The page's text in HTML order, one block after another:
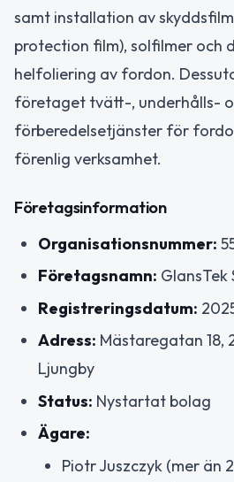
samt installation av
protection film), solfilmer och
helfoliering av fordon.
företaget tvätt-, underhålls-
förberedelsetjänster för
förenlig verksamhet.
Företagsinformation
Organisationsnummer:
Företagsnamn: GlansTek
Registreringsdatum:
Adress: Mästaregatan 18,
Ljungby
Status: Nystartat bolag
Ägare:
Piotr Juszczyk (mer än